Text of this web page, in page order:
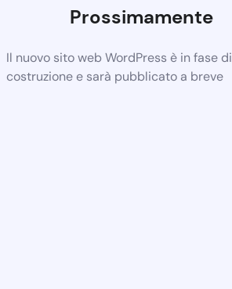
Prossimamente
Il nuovo sito web WordPress è in fase di
costruzione e sarà pubblicato a breve